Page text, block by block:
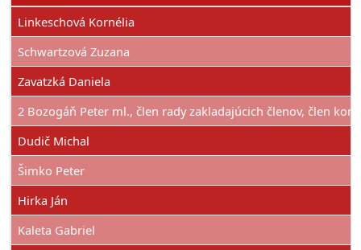
Linkeschová Kornélia
Schwartzová Zuzana
Zavatzká Daniela
2 Bozogáň Peter ml., člen rady zakladajúcich členov, člen
Dudič Michal
Šimko Peter
Hirka Ján
Kaleta Gabriel